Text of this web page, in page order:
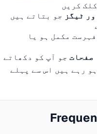
کریں
ٹیگزجو بتاتے ہیں
مکمل ہو یا
جو آپ کو دکھاتے
رہے ہیں اس سے پہلے